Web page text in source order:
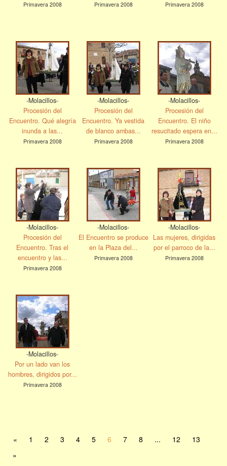
Primavera 2008 Primavera 2008 Primavera 2008
-Molacillos-
Procesión del
Encuentro. Qué alegría
inunda a las...
Primavera 2008
-Molacillos-
Procesión del
Encuentro. Ya vestida
de blanco ambas...
Primavera 2008
-Molacillos-
Procesión del
Encuentro. El niño
resucitado espera en...
Primavera 2008
-Molacillos-
Procesión del
Encuentro. Tras el
encuentro y las...
Primavera 2008
-Molacillos-
El Encuentro se produce
en la Plaza del...
Primavera 2008
-Molacillos-
Las mujeres, dirigidas
por el parroco de la...
Primavera 2008
-Molacillos-
Por un lado van los
hombres, dirigidos por...
Primavera 2008
« 1 2 3 4 5 6 7 8 ... 12
13
»